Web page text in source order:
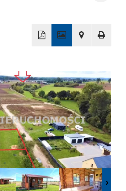
Domy
Dzialki
Lokale
Hale